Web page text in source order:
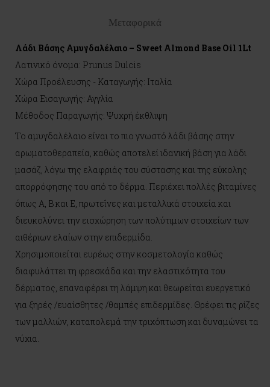
Μεταφορικά
Λάδι Βάσης Αμυγδαλέλαιο – Sweet Almond Base Oil 1Lt
Λατινικό όνομα: Prunus Dulcis
Χώρα Προέλευσης - Καταγωγής: Ιταλία
Χώρα Εισαγωγής: Αγγλία
Μέθοδος Παραγωγής: Ψυχρή έκθλιψη
Το αμυγδαλέλαιο είναι το πιο γνωστό λάδι βάσης στην
αρωματοθεραπεία, καθώς αποτελεί ιδανική βάση για λάδι
μασάζ, λόγω της ελαφριάς του σύστασης και της εύκολης
απορρόφησης του από το δέρμα. Περιέχει πολλές βιταμίνες
όπως Α, Β και Ε, πρωτεΐνες και μεταλλικά στοιχεία και
διευκολύνει την εισχώρηση των πολύτιμων στοιχείων των
αιθέριων ελαίων στην επιδερμίδα.
Χρησιμοποιείται ευρέως στην κοσμετολογία καθώς
διαφυλάττει τη φρεσκάδα και την ελαστικότητα του
δέρματος, επαναφέρει τη λάμψη και θεωρείται ευεργετικό
για ξηρές /ευαίσθητες /θαμπές επιδερμίδες. Θρέφει τις ρίζες
των μαλλιών, καταπολεμά την τριχόπτωση και δυναμώνει τα
νύχια.